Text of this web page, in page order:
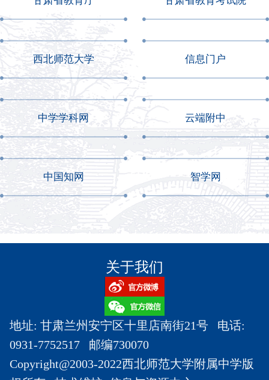
西北师范大学 信息门户
中学学科网 云端附中
中国知网 智学网
关于我们
地址: 甘肃兰州安宁区十里店南街21号 电话:
0931-7752517 邮编730070
Copyright@2003-2022西北师范大学附属中学版